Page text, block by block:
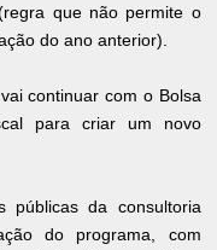
que não permite o
do ano anterior).
continuar com o Bolsa
para criar um novo
públicas da consultoria
do programa, com